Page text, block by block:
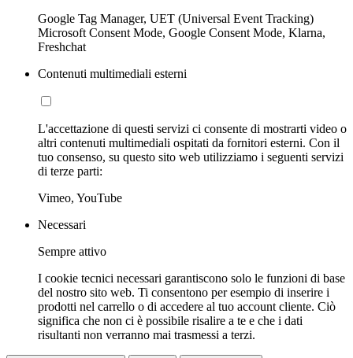
Google Tag Manager, UET (Universal Event Tracking)
Microsoft Consent Mode, Google Consent Mode, Klarna,
Freshchat
Contenuti multimediali esterni
L'accettazione di questi servizi ci consente di mostrarti video o
altri contenuti multimediali ospitati da fornitori esterni. Con il
tuo consenso, su questo sito web utilizziamo i seguenti servizi
di terze parti:
Vimeo, YouTube
Necessari
Sempre attivo
I cookie tecnici necessari garantiscono solo le funzioni di base
del nostro sito web. Ti consentono per esempio di inserire i
prodotti nel carrello o di accedere al tuo account cliente. Ciò
significa che non ci è possibile risalire a te e che i dati
risultanti non verranno mai trasmessi a terzi.